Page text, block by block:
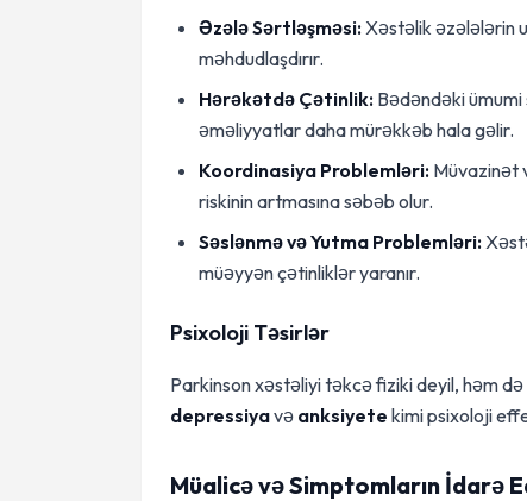
Əzələ Sərtləşməsi:Xəstəlik əzələlərin
məhdudlaşdırır.
Hərəkətdə Çətinlik: Bədəndəki
əməliyyatlar daha mürəkkəb hala gəlir.
Koordinasiya Problemləri: Müvazinət
riskinin artmasına səbəb olur.
Səslənmə və Yutma Problemləri:
müəyyən çətinliklər yaranır.
Psixoloji Təsirlər
Parkinson xəstəliyi təkcə fiziki deyil, həm də
depressiyavə anksiyete kimi psixoloji
Müalicə və Simptomların İdarə